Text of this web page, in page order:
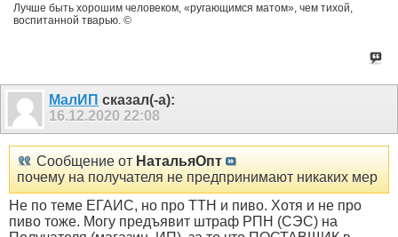
Лучше быть хорошим человеком, «ругающимся матом», чем тихой,
воспитанной тварью. ©
МалИП сказал(-а):
16.12.2020 22:08
Сообщение от НатальяОпт
почему на получателя не предпринимают никаких мер
Не по теме ЕГАИС, но про ТТН и пиво. Хотя и не про
пиво тоже. Могу предъявит штраф РПН (СЭС) на